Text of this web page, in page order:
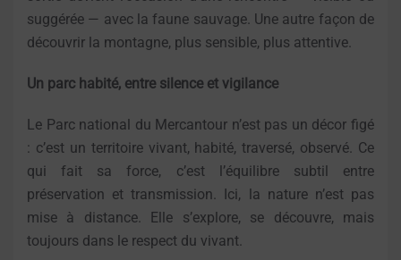
suggérée — avec la faune sauvage. Une autre façon de
découvrir la montagne, plus sensible, plus attentive.
Un parc habité, entre silence et vigilance
Le Parc national du Mercantour n’est pas un décor figé
: c’est un territoire vivant, habité, traversé, observé. Ce
qui fait sa force, c’est l’équilibre subtil entre
préservation et transmission. Ici, la nature n’est pas
mise à distance. Elle s’explore, se découvre, mais
toujours dans le respect du vivant.